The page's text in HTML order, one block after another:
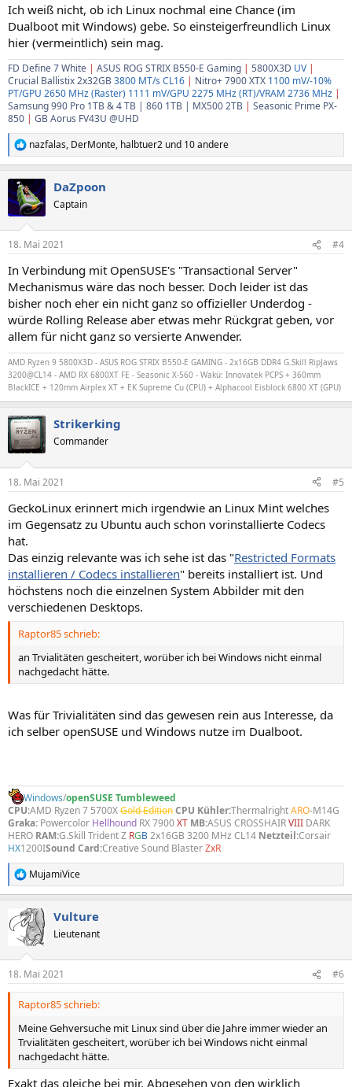
Ich weiß nicht, ob ich Linux nochmal eine Chance (im
Dualboot mit Windows) gebe. So einsteigerfreundlich Linux
hier (vermeintlich) sein mag.
FD Define 7 White | ASUS ROG STRIX B550-E Gaming | 5800X3D UV |
Crucial Ballistix2x32GB 3800 MT/s CL16 | Nitro+ 7900 XTX 1100 mV/-10%
PT/GPU 2650 MHz (Raster) 1111 mV/GPU 2275 MHz (RT)/VRAM 2736 MHz |
Samsung 990 Pro 1TB & 4 TB | 860 1TB | MX500 2TB | Seasonic Prime PX-
850 | GB Aorus FV43U @UHD
R
e
k
t
i
e
:
nazfalas, DerMonte, halbtuer2 und 10 andere
DaZpoon
Captain
18. Mai 2021 #4
In Verbindung mit OpenSUSE's "Transactional Server"
Mechanismus wäre das noch besser. Doch leider ist das
bisher noch eher ein nicht ganz so offizieller Underdog -
würde Rolling Release aber etwas mehr Rückgrat geben, vor
allem für nicht ganz so versierte Anwender.
AMD Ryzen 9 5800X3D - ASUS ROG STRIX B550-E GAMING - 2x16GB DDR4 G.Skill RipJaws
3200@CL14 - AMD RX 6800XT FE - Seasonic X-560 - Wakü: Innovatek PCPS + 360mm
BlackICE + 120mm Airplex XT + EK Supreme Cu (CPU) + Alphacool Eisblock 6800 XT (GPU)
Strikerking
Commander
18. Mai 2021 #5
GeckoLinux erinnert mich irgendwie an Linux Mint welches
im Gegensatz zu Ubuntu auch schon vorinstallierte Codecs
hat.
Das einzig relevante was ich sehe ist das "Restricted Formats
installieren / Codecs installieren" bereits installiert ist. Und
höchstens noch die einzelnen System Abbilder mit den
verschiedenen Desktops.
Raptor85 schrieb:
an Trvialitäten gescheitert, worüber ich bei Windows nicht einmal
nachgedacht hätte.
Was für Trivialitäten sind das gewesen rein aus Interesse, da
ich selber openSUSE und Windows nutze im Dualboot.
Windows/openSUSE Tumbleweed
CPU:AMD Ryzen 7 5700XGold EditionCPU Kühler:ThermalrightARO-M14G
Graka: Powercolor Hellhound RX 7900XT MB:ASUS CROSSHAIRVIII DARK
HERO RAM:G.Skill Trident Z RGB2x16GB 3200 MHz CL14 Netzteil:Corsair
HX1200ISound Card:Creative Sound BlasterZxR
R
e
k
t
e
n
MujamiVice
Vulture
Lieutenant
18. Mai 2021 #6
Raptor85 schrieb:
Meine Gehversuche mit Linux sind über die Jahre immer wieder an
Trvialitäten gescheitert, worüber ich bei Windows nicht einmal
nachgedacht hätte.
Exakt das gleiche bei mir. Abgesehen von den wirklich